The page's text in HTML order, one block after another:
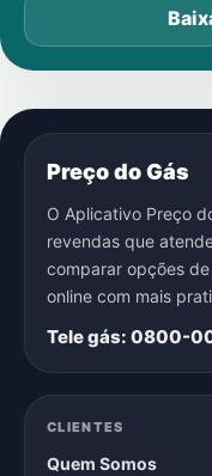
Preço do Gás
O Aplicativo Preço
revendas que
comparar opções
online com mais
Tele gás: 0800-
CLIENTES
Quem Somos